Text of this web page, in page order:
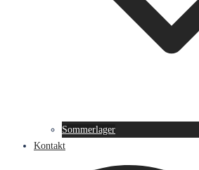
Sommerlager
Kontakt